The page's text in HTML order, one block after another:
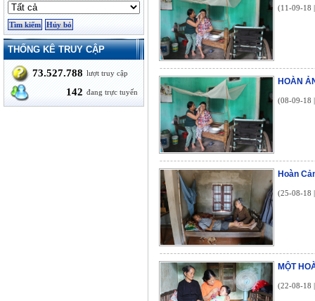
THỐNG KÊ TRUY CẬP
73.527.788 lượt truy cập
142 đang trực tuyến
(11-09-18
HOÀN
(08-09-18
Hoàn
(25-08-18
MỘT
(22-08-18